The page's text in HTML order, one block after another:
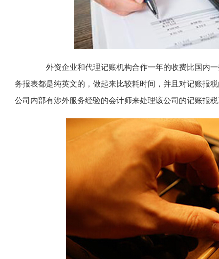
外资企业和代理记账机构合作一年的收费比国内一
务报表都是纯英文的，做起来比较耗时间，并且对记账报
公司内部有涉外服务经验的会计师来处理该公司的记账报